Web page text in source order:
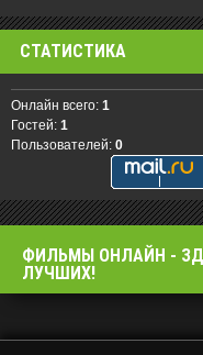
СТАТИСТИКА
Онлайн всего: 1
Гостей: 1
Пользователей: 0
ФИЛЬМЫ OНЛАЙН -
ЛУЧШИХ!